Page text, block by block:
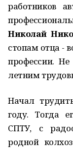
работников
Николай
стопам отца -
профессии.
летним
Начал
году. Тогда
СПТУ, с
родной